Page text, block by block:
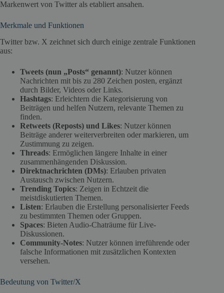
Markenwert von Twitter als etabliert ansahen.
Merkmale und Funktionen
Twitter bzw. X zeichnet sich durch einige zentrale Funktionen
aus:
Tweets (nun „Posts“ genannt): Nutzer können
Nachrichten mit bis zu 280 Zeichen posten, ergänzt
durch Bilder, Videos oder Links.
Hashtags: Erleichtern die Kategorisierung von
Beiträgen und helfen Nutzern, relevante Themen zu
finden.
Retweets (Reposts) und Likes: Nutzer können
Beiträge anderer weiterverbreiten oder markieren, um
Zustimmung zu zeigen.
Threads: Ermöglichen längere Inhalte in einer
zusammenhängenden Diskussion.
Direktnachrichten (DMs): Erlauben privaten
Austausch zwischen Nutzern.
Trending Topics: Zeigen in Echtzeit die
meistdiskutierten Themen.
Listen: Erlauben die Erstellung personalisierter Feeds
zu bestimmten Themen oder Gruppen.
Spaces: Bieten Audio-Chaträume für Live-
Diskussionen.
Community-Notes: Nutzer können irreführende oder
falsche Informationen mit zusätzlichen Kontexten
versehen.
Bedeutung von Twitter/X